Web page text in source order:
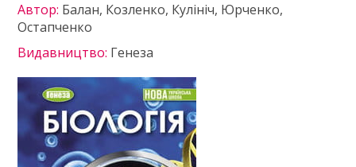
Автор: Балан, Козленко, Кулініч, Юрченко,
Остапченко
Видавництво: Генеза